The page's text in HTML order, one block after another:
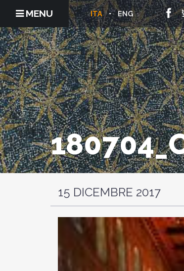
MENU ENG
ITA
15 DICEMBRE 2017